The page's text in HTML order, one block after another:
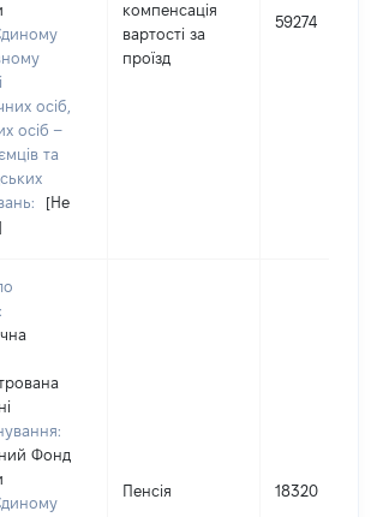
осіб,
осіб –
та
[Не
компенсація
вартості за
проїзд
59274
Фонд
Пенсія 18320